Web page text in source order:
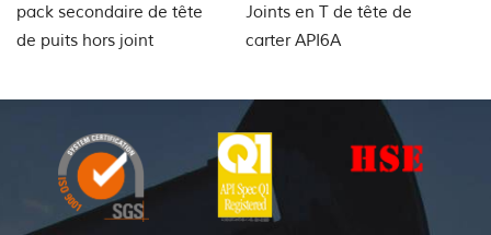
pack secondaire de tête
de puits hors joint
Joints en T de tête de
carter API6A